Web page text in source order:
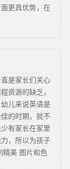
更具优势，在
是家长们关心
资源的缺乏，
儿来说英语是
的时期，就不
有家长在家里
，所以为孩子
精美 图片和色